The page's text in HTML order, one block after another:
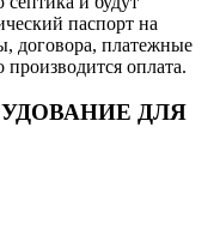
паспорт на
платежные
оплата.
ДЛЯ